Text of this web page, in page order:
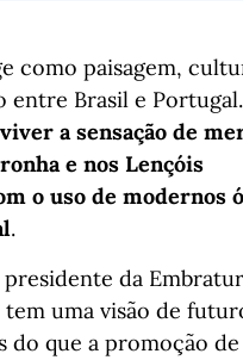
como paisagem,
entre Brasil e Portugal.
a sensação de
e nos Lençóis
o uso de modernos
.
da
tem uma visão de
do que a promoção